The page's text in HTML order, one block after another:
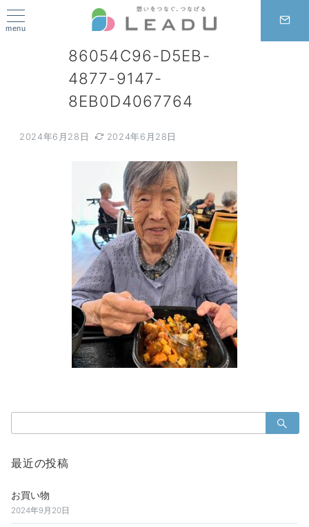
menu
86054C96-D5EB-
4877-9147-
8EB0D4067764
2024年6月28日 2024年6月28日
最近の投稿
お買い物
2024年9月20日